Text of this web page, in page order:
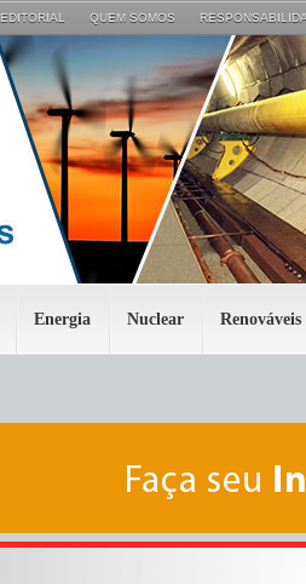
EDITORIAL QUEM SOMOS
Energia Nuclear Renováveis